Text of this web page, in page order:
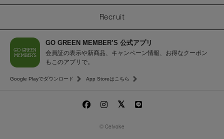
Recruit
GO GREEN MEMBER’S 公式アプリ
会員証の表示や新商品、キャンペーン情報、お得なクーポン
もこのアプリで。
Google Playでダウンロード App Storeはこちら
© Celvoke